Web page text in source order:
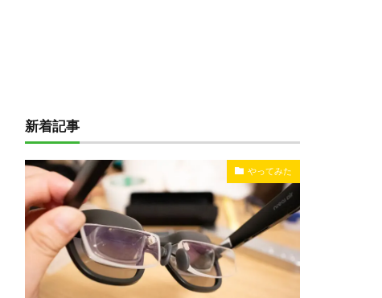
新着記事
やってみた